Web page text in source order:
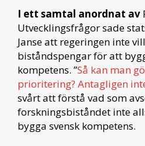
I ett samtal anordnat av
Utvecklingsfrågor sade
Janse att regeringen inte
biståndspengar för att
kompetens. ”Så kan man
prioritering? Antagligen
svårt att förstå vad som
forskningsbiståndet inte
bygga svensk kompetens.